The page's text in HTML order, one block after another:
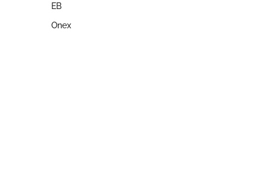
EB
Onex